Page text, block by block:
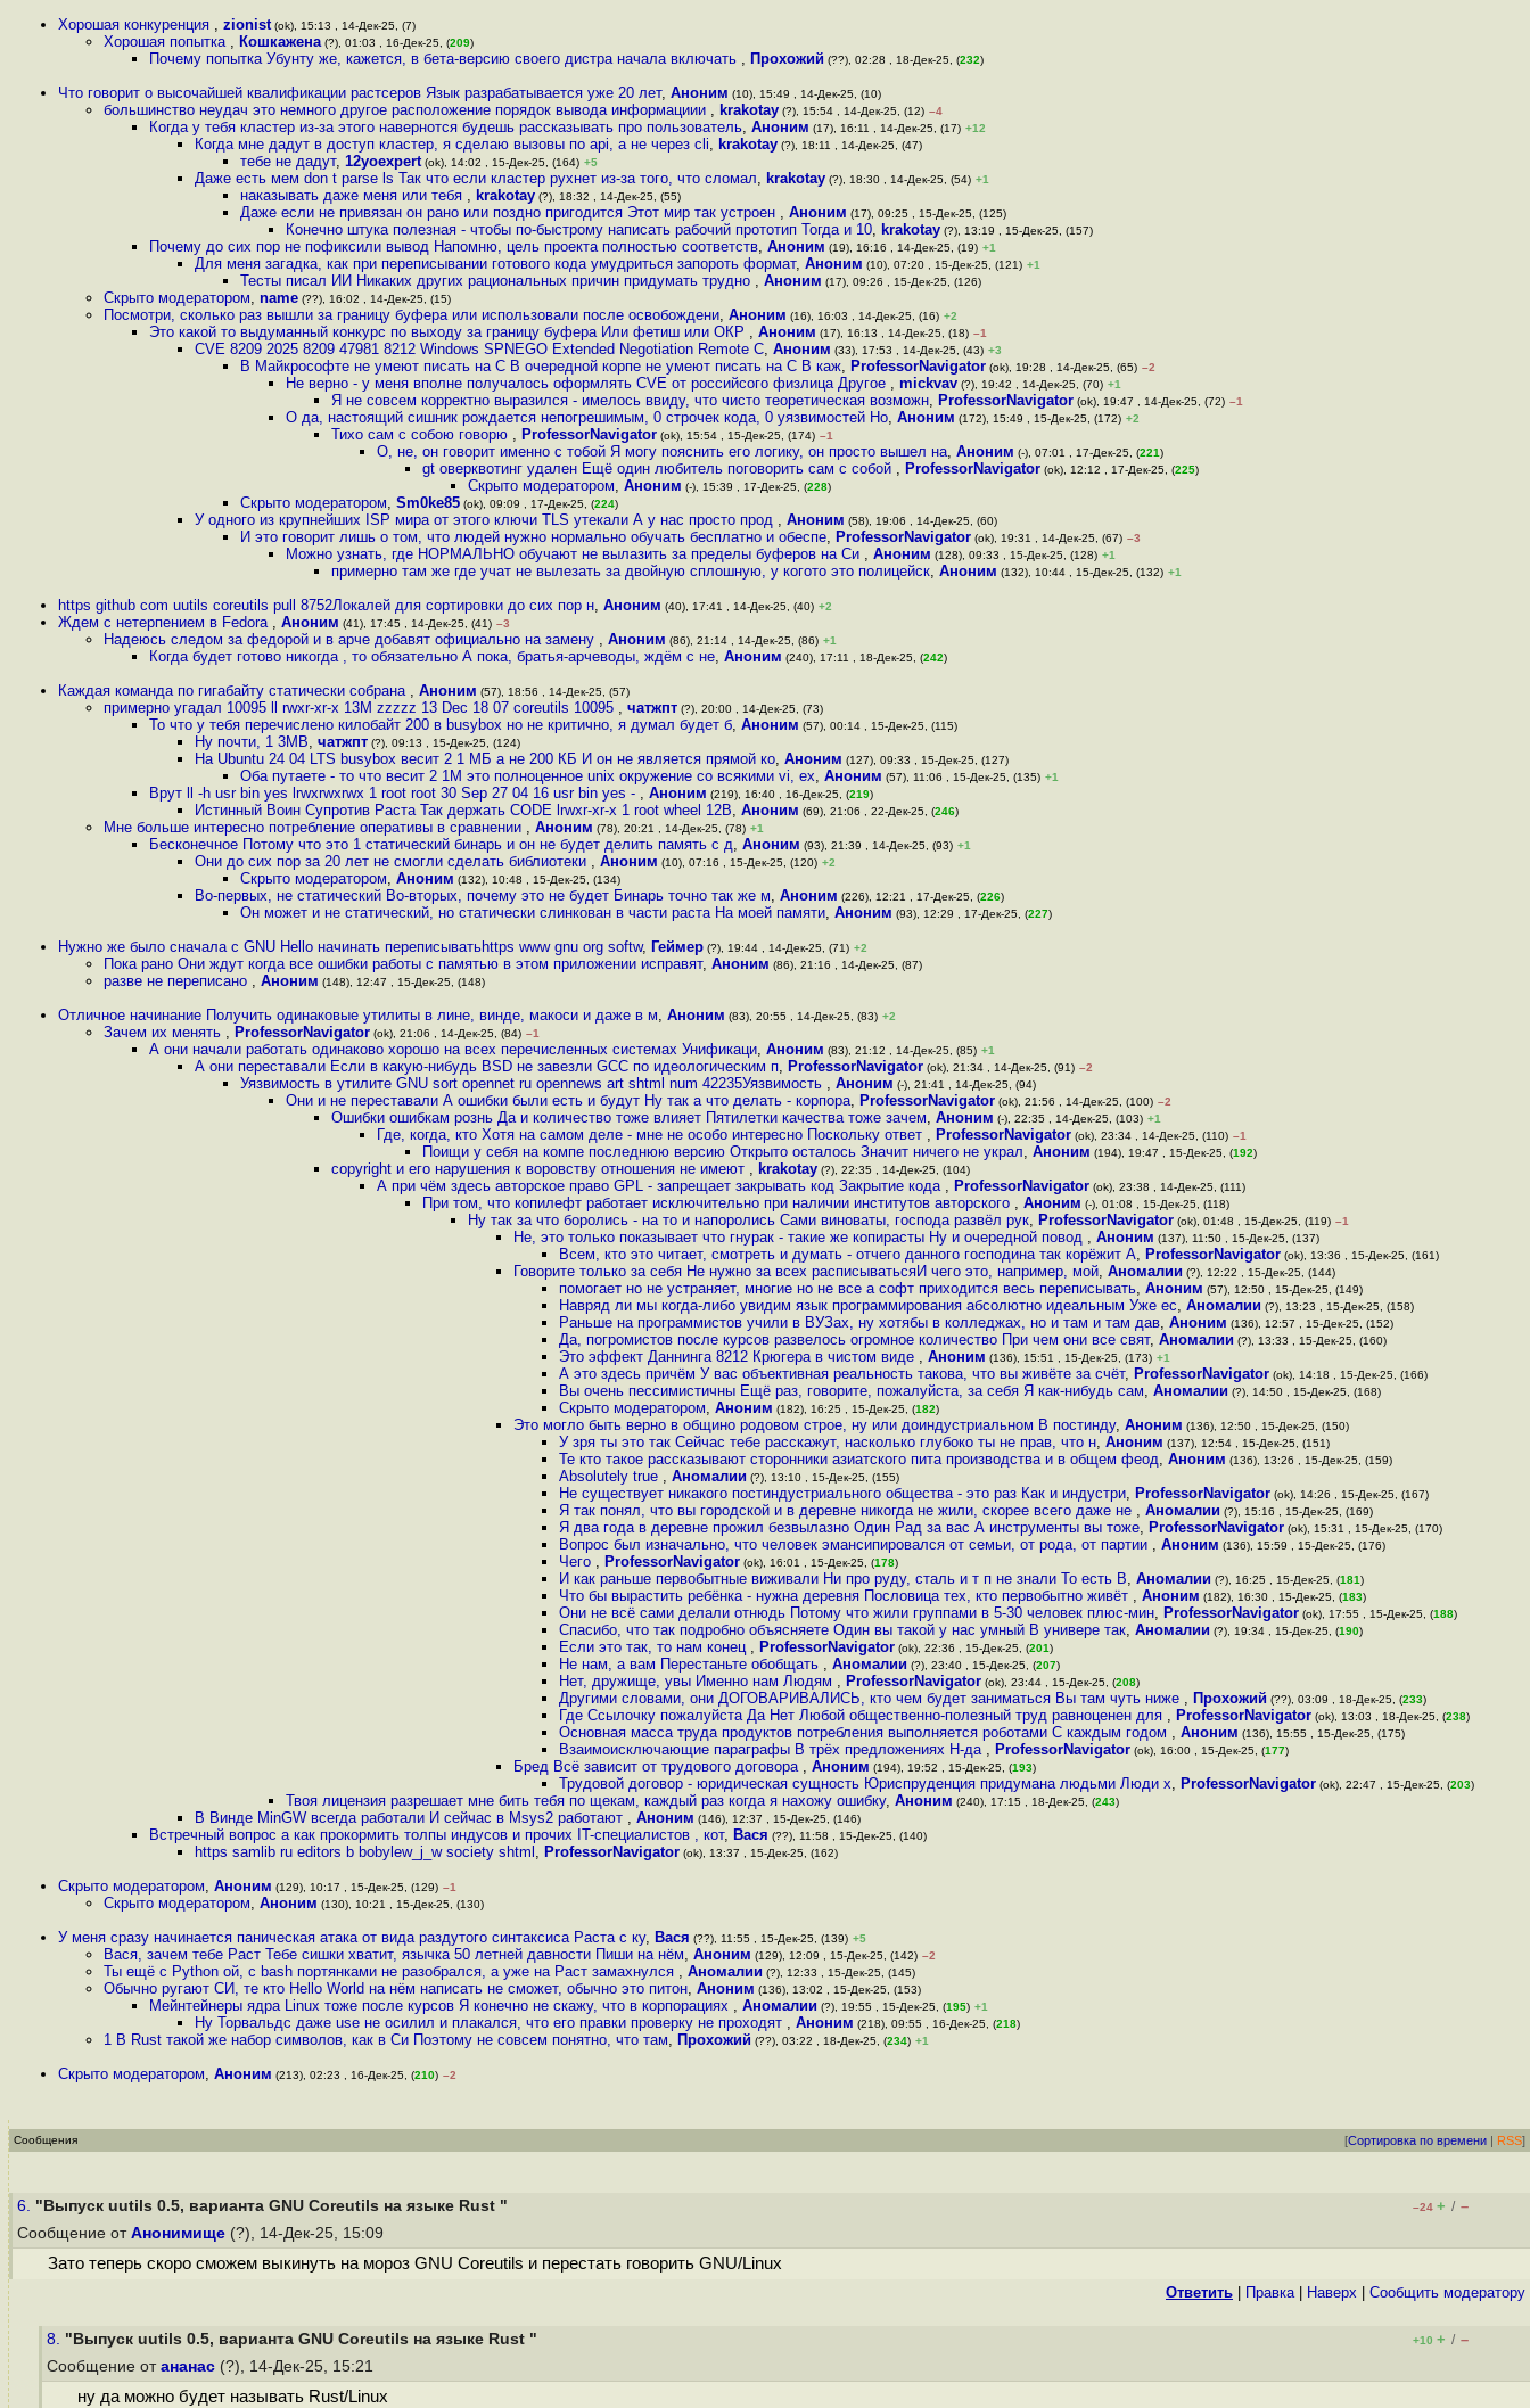
Хорошая конкуренция , zionist (ok), 15:13 , 14-Дек-25, (7)
Хорошая попытка , Кошкажена (?), 01:03 , 16-Дек-25, (209)
Почему попытка Убунту же, кажется, в бета-версию своего дистра начала включать , Прохожий (??), 02:28 , 18-Дек-25, (232)
Что говорит о высочайшей квалификации растсеров Язык разрабатывается уже 20 лет, Аноним (10), 15:49 , 14-Дек-25, (10)
большинство неудач это немного другое расположение порядок вывода информациии , krakotay (?), 15:54 , 14-Дек-25, (12) –4
Когда у тебя кластер из-за этого навернотся будешь рассказывать про пользователь, Аноним (17), 16:11 , 14-Дек-25, (17) +12
Когда мне дадут в доступ кластер, я сделаю вызовы по api, а не через cli, krakotay (?), 18:11 , 14-Дек-25, (47)
тебе не дадут, 12yoexpert (ok), 14:02 , 15-Дек-25, (164) +5
Даже есть мем don t parse ls Так что если кластер рухнет из-за того, что сломал, krakotay (?), 18:30 , 14-Дек-25, (54) +1
наказывать даже меня или тебя , krakotay (?), 18:32 , 14-Дек-25, (55)
Даже если не привязан он рано или поздно пригодится Этот мир так устроен , Аноним (17), 09:25 , 15-Дек-25, (125)
Конечно штука полезная - чтобы по-быстрому написать рабочий прототип Тогда и 10, krakotay (?), 13:19 , 15-Дек-25, (157)
Почему до сих пор не пофиксили вывод Напомню, цель проекта полностью соответств, Аноним (19), 16:16 , 14-Дек-25, (19) +1
Для меня загадка, как при переписывании готового кода умудриться запороть формат, Аноним (10), 07:20 , 15-Дек-25, (121) +1
Тесты писал ИИ Никаких других рациональных причин придумать трудно , Аноним (17), 09:26 , 15-Дек-25, (126)
Скрыто модератором, name (??), 16:02 , 14-Дек-25, (15)
Посмотри, сколько раз вышли за границу буфера или использовали после освобождени, Аноним (16), 16:03 , 14-Дек-25, (16) +2
Это какой то выдуманный конкурс по выходу за границу буфера Или фетиш или ОКР , Аноним (17), 16:13 , 14-Дек-25, (18) –1
CVE 8209 2025 8209 47981 8212 Windows SPNEGO Extended Negotiation Remote C, Аноним (33), 17:53 , 14-Дек-25, (43) +3
В Майкрософте не умеют писать на С В очередной корпе не умеют писать на С В каж, ProfessorNavigator (ok), 19:28 , 14-Дек-25, (65) –2
Не верно - у меня вполне получалось оформлять CVE от российсого физлица Другое , mickvav (?), 19:42 , 14-Дек-25, (70) +1
Я не совсем корректно выразился - имелось ввиду, что чисто теоретическая возможн, ProfessorNavigator (ok), 19:47 , 14-Дек-25, (72) –1
О да, настоящий сишник рождается непогрешимым, 0 строчек кода, 0 уязвимостей Но, Аноним (172), 15:49 , 15-Дек-25, (172) +2
Тихо сам с собою говорю , ProfessorNavigator (ok), 15:54 , 15-Дек-25, (174) –1
О, не, он говорит именно с тобой Я могу пояснить его логику, он просто вышел на, Аноним (-), 07:01 , 17-Дек-25, (221)
gt оверквотинг удален Ещё один любитель поговорить сам с собой , ProfessorNavigator (ok), 12:12 , 17-Дек-25, (225)
Скрыто модератором, Аноним (-), 15:39 , 17-Дек-25, (228)
Скрыто модератором, Sm0ke85 (ok), 09:09 , 17-Дек-25, (224)
У одного из крупнейших ISP мира от этого ключи TLS утекали А у нас просто прод , Аноним (58), 19:06 , 14-Дек-25, (60)
И это говорит лишь о том, что людей нужно нормально обучать бесплатно и обеспе, ProfessorNavigator (ok), 19:31 , 14-Дек-25, (67) –3
Можно узнать, где НОРМАЛЬНО обучают не вылазить за пределы буферов на Си , Аноним (128), 09:33 , 15-Дек-25, (128) +1
примерно там же где учат не вылезать за двойную сплошную, у когото это полицейск, Аноним (132), 10:44 , 15-Дек-25, (132) +1
https github com uutils coreutils pull 8752Локалей для сортировки до сих пор н, Аноним (40), 17:41 , 14-Дек-25, (40) +2
Ждем с нетерпением в Fedora , Аноним (41), 17:45 , 14-Дек-25, (41) –3
Надеюсь следом за федорой и в арче добавят официально на замену , Аноним (86), 21:14 , 14-Дек-25, (86) +1
Когда будет готово никогда , то обязательно А пока, братья-арчеводы, ждём с не, Аноним (240), 17:11 , 18-Дек-25, (242)
Каждая команда по гигабайту статически собрана , Аноним (57), 18:56 , 14-Дек-25, (57)
примерно угадал 10095 ll rwxr-xr-x 13M zzzzz 13 Dec 18 07 coreutils 10095 , чатжпт (?), 20:00 , 14-Дек-25, (73)
То что у тебя перечислено килобайт 200 в busybox но не критично, я думал будет б, Аноним (57), 00:14 , 15-Дек-25, (115)
Ну почти, 1 3MB, чатжпт (?), 09:13 , 15-Дек-25, (124)
На Ubuntu 24 04 LTS busybox весит 2 1 МБ а не 200 КБ И он не является прямой ко, Аноним (127), 09:33 , 15-Дек-25, (127)
Оба путаете - то что весит 2 1М это полноценное unix окружение со всякими vi, ex, Аноним (57), 11:06 , 15-Дек-25, (135) +1
Врут ll -h usr bin yes lrwxrwxrwx 1 root root 30 Sep 27 04 16 usr bin yes - , Аноним (219), 16:40 , 16-Дек-25, (219)
Истинный Воин Супротив Раста Так держать CODE lrwxr-xr-x 1 root wheel 12B, Аноним (69), 21:06 , 22-Дек-25, (246)
Мне больше интересно потребление оперативы в сравнении , Аноним (78), 20:21 , 14-Дек-25, (78) +1
Бесконечное Потому что это 1 статический бинарь и он не будет делить память с д, Аноним (93), 21:39 , 14-Дек-25, (93) +1
Они до сих пор за 20 лет не смогли сделать библиотеки , Аноним (10), 07:16 , 15-Дек-25, (120) +2
Скрыто модератором, Аноним (132), 10:48 , 15-Дек-25, (134)
Во-первых, не статический Во-вторых, почему это не будет Бинарь точно так же м, Аноним (226), 12:21 , 17-Дек-25, (226)
Он может и не статический, но статически слинкован в части раста На моей памяти, Аноним (93), 12:29 , 17-Дек-25, (227)
Нужно же было сначала с GNU Hello начинать переписыватьhttps www gnu org softw, Геймер (?), 19:44 , 14-Дек-25, (71) +2
Пока рано Они ждут когда все ошибки работы с памятью в этом приложении исправят, Аноним (86), 21:16 , 14-Дек-25, (87)
разве не переписано , Аноним (148), 12:47 , 15-Дек-25, (148)
Отличное начинание Получить одинаковые утилиты в лине, винде, макоси и даже в м, Аноним (83), 20:55 , 14-Дек-25, (83) +2
Зачем их менять , ProfessorNavigator (ok), 21:06 , 14-Дек-25, (84) –1
А они начали работать одинаково хорошо на всех перечисленных системах Унификаци, Аноним (83), 21:12 , 14-Дек-25, (85) +1
А они переставали Если в какую-нибудь BSD не завезли GCC по идеологическим п, ProfessorNavigator (ok), 21:34 , 14-Дек-25, (91) –2
Уязвимость в утилите GNU sort opennet ru opennews art shtml num 42235Уязвимость , Аноним (-), 21:41 , 14-Дек-25, (94)
Они и не переставали А ошибки были есть и будут Ну так а что делать - корпора, ProfessorNavigator (ok), 21:56 , 14-Дек-25, (100) –2
Ошибки ошибкам рознь Да и количество тоже влияет Пятилетки качества тоже зачем, Аноним (-), 22:35 , 14-Дек-25, (103) +1
Где, когда, кто Хотя на самом деле - мне не особо интересно Поскольку ответ , ProfessorNavigator (ok), 23:34 , 14-Дек-25, (110) –1
Поищи у себя на компе последнюю версию Открыто осталось Значит ничего не украл, Аноним (194), 19:47 , 15-Дек-25, (192)
copyright и его нарушения к воровству отношения не имеют , krakotay (?), 22:35 , 14-Дек-25, (104)
А при чём здесь авторское право GPL - запрещает закрывать код Закрытие кода , ProfessorNavigator (ok), 23:38 , 14-Дек-25, (111)
При том, что копилефт работает исключительно при наличии институтов авторского , Аноним (-), 01:08 , 15-Дек-25, (118)
Ну так за что боролись - на то и напоролись Сами виноваты, господа развёл рук, ProfessorNavigator (ok), 01:48 , 15-Дек-25, (119) –1
Не, это только показывает что гнурак - такие же копирасты Ну и очередной повод , Аноним (137), 11:50 , 15-Дек-25, (137)
Всем, кто это читает, смотреть и думать - отчего данного господина так корёжит А, ProfessorNavigator (ok), 13:36 , 15-Дек-25, (161)
Говорите только за себя Не нужно за всех расписыватьсяИ чего это, например, мой, Аномалии (?), 12:22 , 15-Дек-25, (144)
помогает но не устраняет, многие но не все а софт приходится весь переписывать, Аноним (57), 12:50 , 15-Дек-25, (149)
Навряд ли мы когда-либо увидим язык программирования абсолютно идеальным Уже ес, Аномалии (?), 13:23 , 15-Дек-25, (158)
Раньше на программистов учили в ВУЗах, ну хотябы в колледжах, но и там и там дав, Аноним (136), 12:57 , 15-Дек-25, (152)
Да, погромистов после курсов развелось огромное количество При чем они все свят, Аномалии (?), 13:33 , 15-Дек-25, (160)
Это эффект Даннинга 8212 Крюгера в чистом виде , Аноним (136), 15:51 , 15-Дек-25, (173) +1
А это здесь причём У вас объективная реальность такова, что вы живёте за счёт, ProfessorNavigator (ok), 14:18 , 15-Дек-25, (166)
Вы очень пессимистичны Ещё раз, говорите, пожалуйста, за себя Я как-нибудь сам, Аномалии (?), 14:50 , 15-Дек-25, (168)
Скрыто модератором, Аноним (182), 16:25 , 15-Дек-25, (182)
Это могло быть верно в общино родовом строе, ну или доиндустриальном В постинду, Аноним (136), 12:50 , 15-Дек-25, (150)
У зря ты это так Сейчас тебе расскажут, насколько глубоко ты не прав, что н, Аноним (137), 12:54 , 15-Дек-25, (151)
Те кто такое рассказывают сторонники азиатского пита производства и в общем феод, Аноним (136), 13:26 , 15-Дек-25, (159)
Absolutely true , Аномалии (?), 13:10 , 15-Дек-25, (155)
Не существует никакого постиндустриального общества - это раз Как и индустри, ProfessorNavigator (ok), 14:26 , 15-Дек-25, (167)
Я так понял, что вы городской и в деревне никогда не жили, скорее всего даже не , Аномалии (?), 15:16 , 15-Дек-25, (169)
Я два года в деревне прожил безвылазно Один Рад за вас А инструменты вы тоже, ProfessorNavigator (ok), 15:31 , 15-Дек-25, (170)
Вопрос был изначально, что человек эмансипировался от семьи, от рода, от партии , Аноним (136), 15:59 , 15-Дек-25, (176)
Чего , ProfessorNavigator (ok), 16:01 , 15-Дек-25, (178)
И как раньше первобытные виживали Ни про руду, сталь и т п не знали То есть В, Аномалии (?), 16:25 , 15-Дек-25, (181)
Что бы вырастить ребёнка - нужна деревня Пословица тех, кто первобытно живёт , Аноним (182), 16:30 , 15-Дек-25, (183)
Они не всё сами делали отнюдь Потому что жили группами в 5-30 человек плюс-мин, ProfessorNavigator (ok), 17:55 , 15-Дек-25, (188)
Спасибо, что так подробно объясняете Один вы такой у нас умный В универе так, Аномалии (?), 19:34 , 15-Дек-25, (190)
Если это так, то нам конец , ProfessorNavigator (ok), 22:36 , 15-Дек-25, (201)
Не нам, а вам Перестаньте обобщать , Аномалии (?), 23:40 , 15-Дек-25, (207)
Нет, дружище, увы Именно нам Людям , ProfessorNavigator (ok), 23:44 , 15-Дек-25, (208)
Другими словами, они ДОГОВАРИВАЛИСЬ, кто чем будет заниматься Вы там чуть ниже , Прохожий (??), 03:09 , 18-Дек-25, (233)
Где Ссылочку пожалуйста Да Нет Любой общественно-полезный труд равноценен для , ProfessorNavigator (ok), 13:03 , 18-Дек-25, (238)
Основная масса труда продуктов потребления выполняется роботами С каждым годом , Аноним (136), 15:55 , 15-Дек-25, (175)
Взаимоисключающие параграфы В трёх предложениях Н-да , ProfessorNavigator (ok), 16:00 , 15-Дек-25, (177)
Бред Всё зависит от трудового договора , Аноним (194), 19:52 , 15-Дек-25, (193)
Трудовой договор - юридическая сущность Юриспруденция придумана людьми Люди х, ProfessorNavigator (ok), 22:47 , 15-Дек-25, (203)
Твоя лицензия разрешает мне бить тебя по щeкaм, каждый раз когда я нахожу ошибку, Аноним (240), 17:15 , 18-Дек-25, (243)
В Винде MinGW всегда работали И сейчас в Msys2 работают , Аноним (146), 12:37 , 15-Дек-25, (146)
Встречный вопрос а как прокормить толпы индусов и прочих IT-специалистов , кот, Вася (??), 11:58 , 15-Дек-25, (140)
https samlib ru editors b bobylew_j_w society shtml , ProfessorNavigator (ok), 13:37 , 15-Дек-25, (162)
Скрыто модератором, Аноним (129), 10:17 , 15-Дек-25, (129) –1
Скрыто модератором, Аноним (130), 10:21 , 15-Дек-25, (130)
У меня сразу начинается паническая атака от вида раздутого синтаксиса Раста с ку, Вася (??), 11:55 , 15-Дек-25, (139) +5
Вася, зачем тебе Раст Тебе сишки хватит, язычка 50 летней давности Пиши на нём, Аноним (129), 12:09 , 15-Дек-25, (142) –2
Ты ещё с Python ой, с bash портянками не разобрался, а уже на Раст замахнулся , Аномалии (?), 12:33 , 15-Дек-25, (145)
Обычно ругают СИ, те кто Hello World на нём написать не сможет, обычно это питон, Аноним (136), 13:02 , 15-Дек-25, (153)
Мейнтейнеры ядра Linux тоже после курсов Я конечно не скажу, что в корпорациях , Аномалии (?), 19:55 , 15-Дек-25, (195) +1
Ну Торвальдс даже use не осилил и плакался, что его правки проверку не проходят , Аноним (218), 09:55 , 16-Дек-25, (218)
1 В Rust такой же набор символов, как в Си Поэтому не совсем понятно, что там, Прохожий (??), 03:22 , 18-Дек-25, (234) +1
Скрыто модератором, Аноним (213), 02:23 , 16-Дек-25, (210) –2
Сообщения [Сортировка по времени | RSS]
6. "Выпуск uutils 0.5, варианта GNU Coreutils на языке Rust " –24 + / –
Сообщение от Анонимище (?), 14-Дек-25, 15:09
Зато теперь скоро сможем выкинуть на мороз GNU Coreutils и перестать говорить GNU/Linux
Ответить Правка| Наверх Cообщить модератору
8. "Выпуск uutils 0.5, варианта GNU Coreutils на языке Rust " +10 + / –
Сообщение от ананас (?), 14-Дек-25, 15:21
ну да можно будет называть Rust/Linux